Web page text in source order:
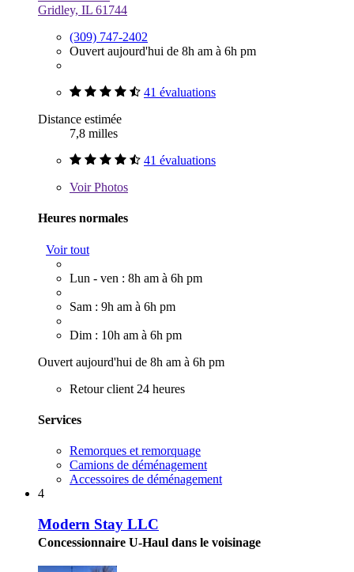
Gridley, IL 61744
(309) 747-2402
Ouvert aujourd'hui de 8h am à 6h pm
41 évaluations
Distance estimée
7,8 milles
41 évaluations
VoirPhotos
Heures normales
Voir tout
Lun - ven : 8h am à 6h pm
Sam : 9h am à 6h pm
Dim : 10h am à 6h pm
Ouvert aujourd'hui de 8h am à 6h pm
Retour client 24 heures
Services
Remorques et remorquage
Camions de déménagement
Accessoires de déménagement
4
Modern Stay LLC
Concessionnaire U-Haul dans le voisinage